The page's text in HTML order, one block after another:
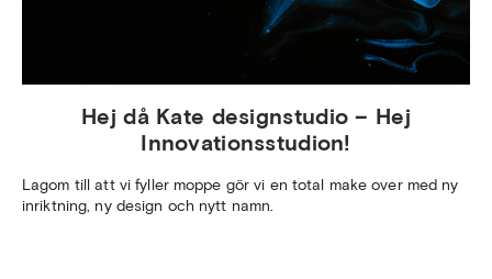
Hej då Kate designstudio – Hej
Innovationsstudion!
Lagom till att vi fyller moppe gör vi en total make over med ny
inriktning, ny design och nytt namn.